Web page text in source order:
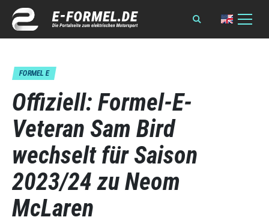
FORMEL E
Offiziell: Formel-E-
Veteran Sam Bird
wechselt für Saison
2023/24 zu Neom
McLaren